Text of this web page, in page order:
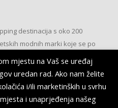
destinacija s oko 200
modnih marki koje se po
mjestu na Vaš se uređaj
uredan rad. Ako nam želite
i/ili marketinških u svrhu
i unaprjeđenja našeg